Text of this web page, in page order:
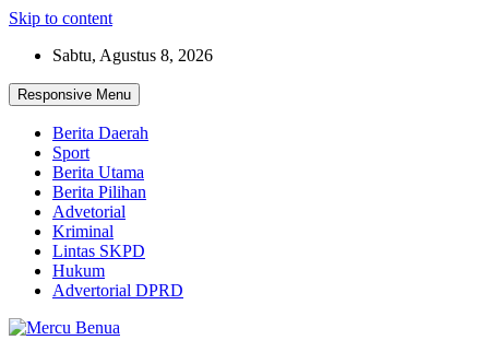
Skip to content
Sabtu, Agustus 8, 2026
Responsive Menu
Berita Daerah
Sport
Berita Utama
Berita Pilihan
Advetorial
Kriminal
Lintas SKPD
Hukum
Advertorial DPRD